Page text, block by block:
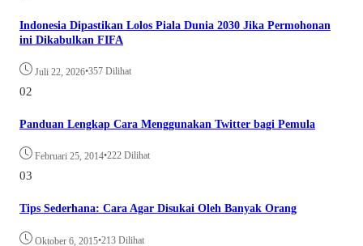
Indonesia Dipastikan Lolos Piala Dunia 2030 Jika Permohonan
ini Dikabulkan FIFA
Juli 22, 2026•357 Dilihat
02
Panduan Lengkap Cara Menggunakan Twitter bagi Pemula
Februari 25, 2014•222 Dilihat
03
Tips Sederhana: Cara Agar Disukai Oleh Banyak Orang
Oktober 6, 2015•213 Dilihat